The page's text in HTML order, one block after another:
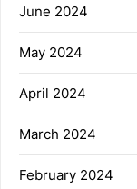
June 2024
May 2024
April 2024
March 2024
February 2024